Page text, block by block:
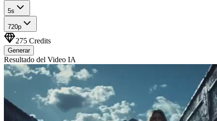
5s
720p
275 Credits
Generar
Resultado del Video IA